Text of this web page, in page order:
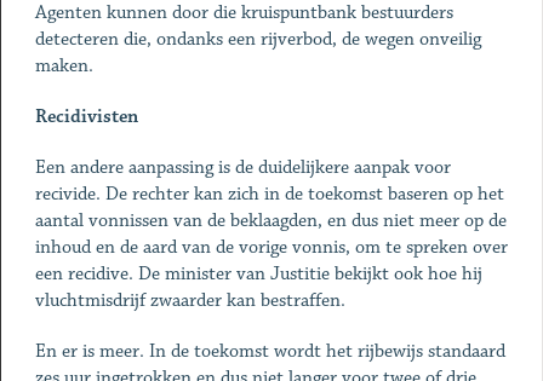
Agenten kunnen door die kruispuntbank bestuurders
detecteren die, ondanks een rijverbod, de wegen onveilig
maken.
Recidivisten
Een andere aanpassing is de duidelijkere aanpak voor
recivide. De rechter kan zich in de toekomst baseren op het
aantal vonnissen van de beklaagden, en dus niet meer op de
inhoud en de aard van de vorige vonnis, om te spreken over
een recidive. De minister van Justitie bekijkt ook hoe hij
vluchtmisdrijf zwaarder kan bestraffen.
En er is meer. In de toekomst wordt het rijbewijs standaard